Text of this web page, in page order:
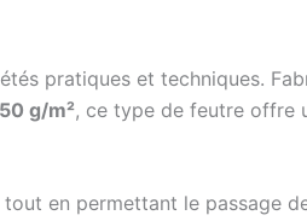
pratiques et techniques.
g/m², ce type de feutre offre
en permettant le passage